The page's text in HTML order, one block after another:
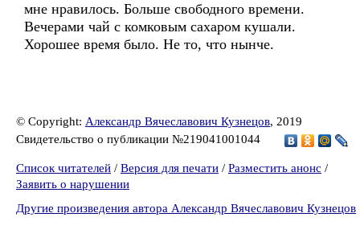
мне нравилось. Больше свободного времени.
Вечерами чай с комковым сахаром кушали.
Хорошее время было. Не то, что нынче.
© Copyright: Александр Вячеславович Кузнецов, 2019
Свидетельство о публикации №219041001044
Список читателей / Версия для печати / Разместить анонс /
Заявить о нарушении
Другие произведения автора Александр Вячеславович Кузнецов